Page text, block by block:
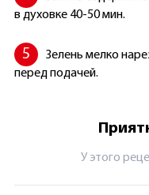
в духовке 40-50 мин.
Зелень мелко
перед подачей.
У этого